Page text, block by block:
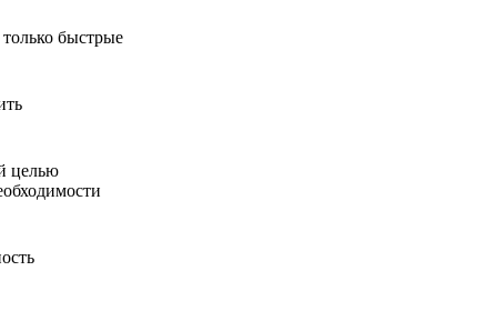
быстрые
целью